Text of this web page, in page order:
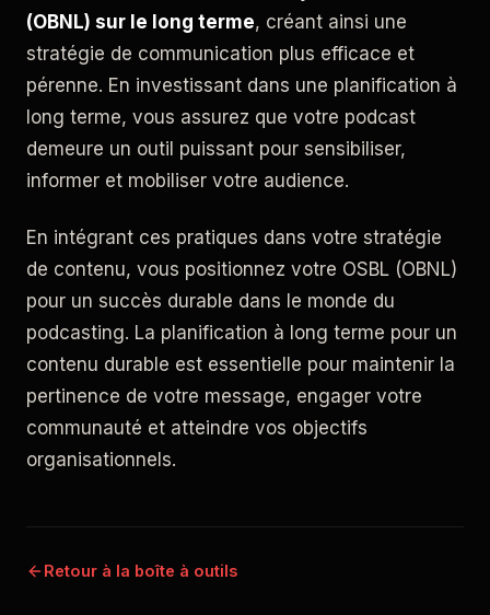
(OBNL) sur le long terme, créant ainsi une
stratégie de communication plus efficace et
pérenne. En investissant dans une planification à
long terme, vous assurez que votre podcast
demeure un outil puissant pour sensibiliser,
informer et mobiliser votre audience.
En intégrant ces pratiques dans votre stratégie
de contenu, vous positionnez votre OSBL (OBNL)
pour un succès durable dans le monde du
podcasting. La planification à long terme pour un
contenu durable est essentielle pour maintenir la
pertinence de votre message, engager votre
communauté et atteindre vos objectifs
organisationnels.
Retour à la boîte à outils